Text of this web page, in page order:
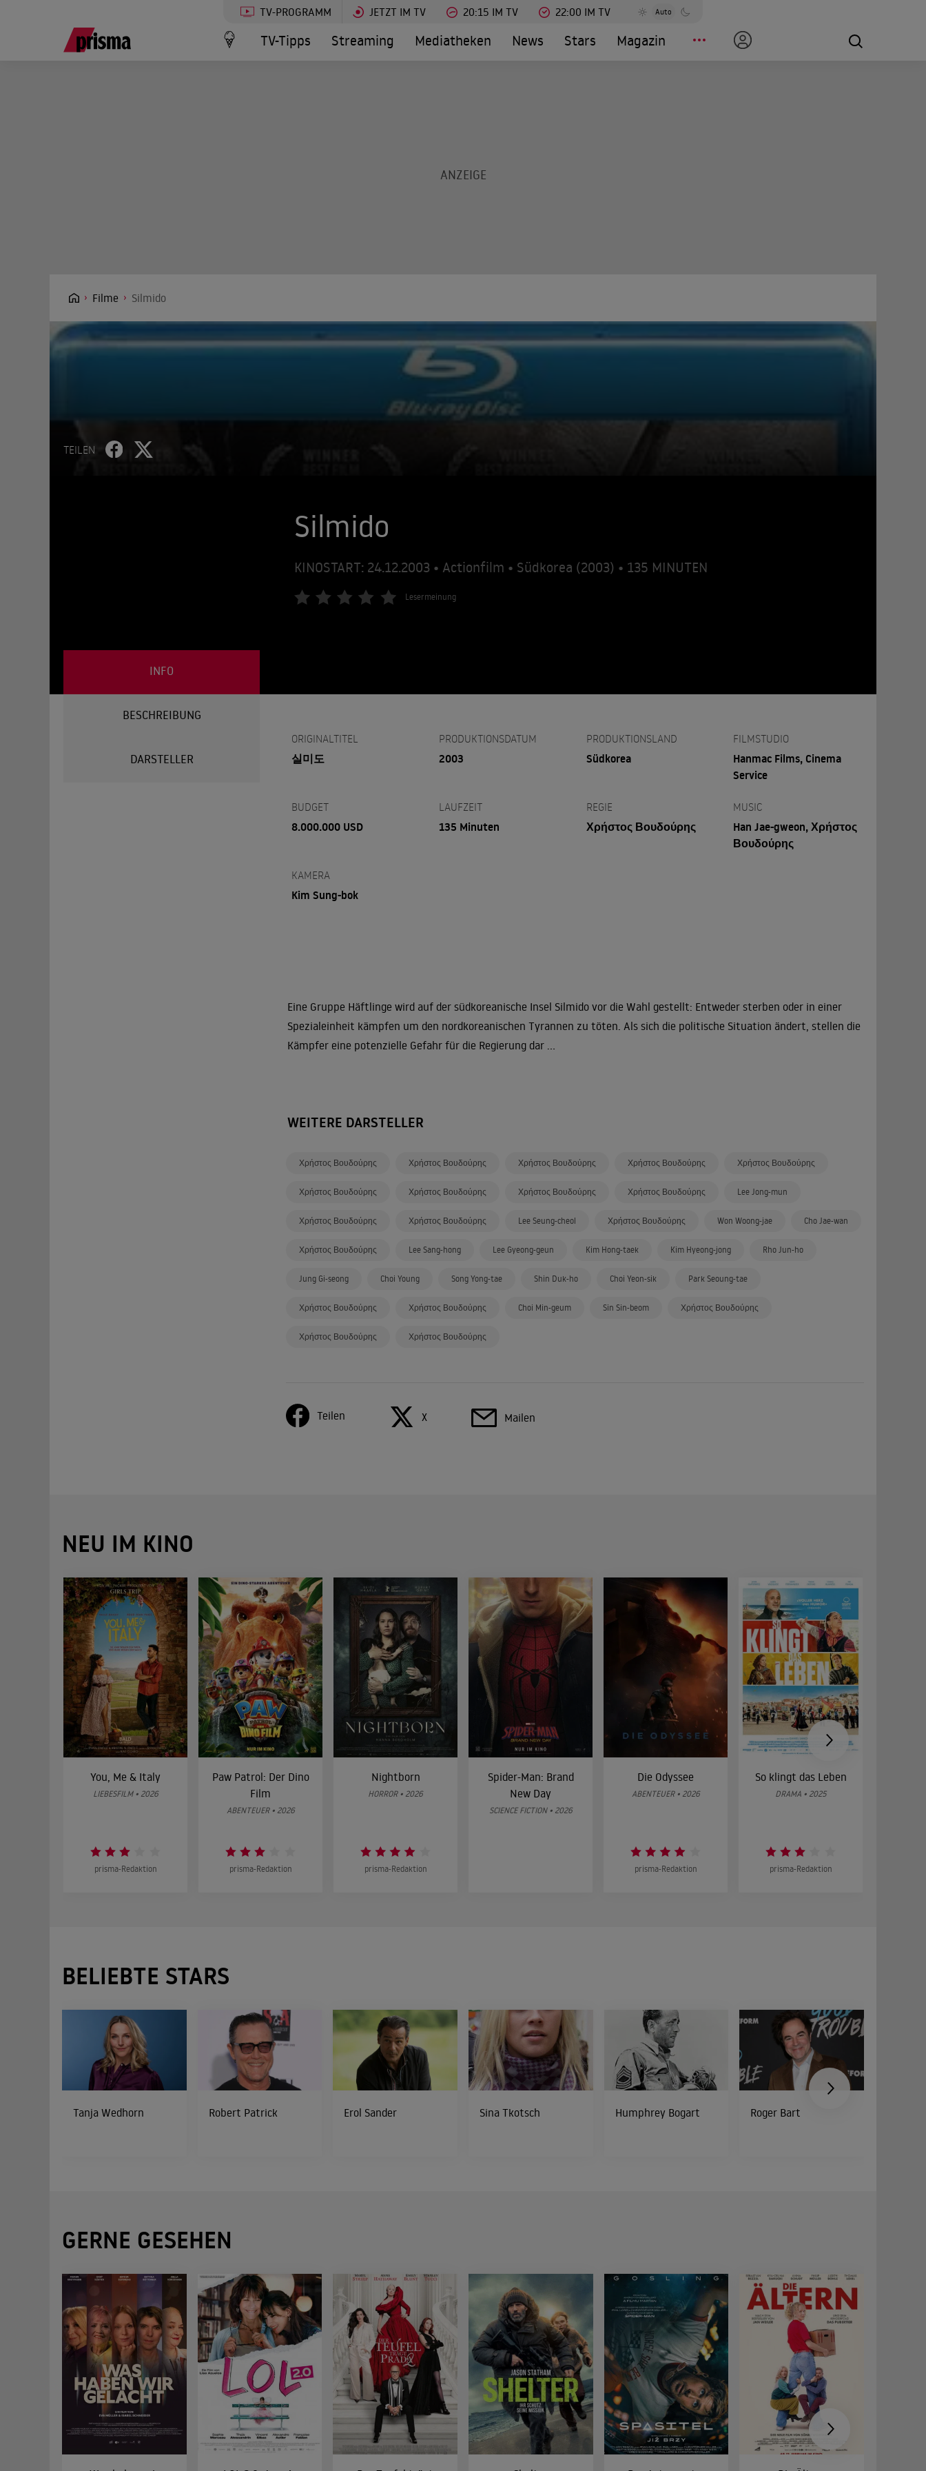
TV-PROGRAMM JETZT IM TV 20:15 IM TV 22:00 IM TV Auto
TV-Tipps Streaming Mediatheken News Stars Magazin
Filme Silmido
TEILEN
Silmido
KINOSTART: 24.12.2003 • Actionfilm • Südkorea (2003) • 135 MINUTEN
Lesermeinung
INFO
BESCHREIBUNG
DARSTELLER
ORIGINALTITEL
실미도
PRODUKTIONSDATUM
2003
PRODUKTIONSLAND
Südkorea
FILMSTUDIO
Hanmac Films, Cinema
Service
BUDGET
8.000.000 USD
LAUFZEIT
135 Minuten
REGIE
Χρήστος Βουδούρης
MUSIC
Han Jae-gweon, Χρήστος
Βουδούρης
KAMERA
Kim Sung-bok
Eine Gruppe Häftlinge wird auf der südkoreanische Insel Silmido vor die Wahl gestellt: Entweder sterben oder in einer
Spezialeinheit kämpfen um den nordkoreanischen Tyrannen zu töten. Als sich die politische Situation ändert, stellen die
Kämpfer eine potenzielle Gefahr für die Regierung dar ...
WEITERE DARSTELLER
Χρήστος Βουδούρης Χρήστος Βουδούρης Χρήστος Βουδούρης Χρήστος Βουδούρης Χρήστος Βουδούρης
Χρήστος Βουδούρης Χρήστος Βουδούρης Χρήστος Βουδούρης Χρήστος Βουδούρης Lee Jong-mun
Χρήστος Βουδούρης Χρήστος Βουδούρης Lee Seung-cheol Χρήστος Βουδούρης Won Woong-jae Cho Jae-wan
Χρήστος Βουδούρης Lee Sang-hong Lee Gyeong-geun Kim Hong-taek Kim Hyeong-jong Rho Jun-ho
Jung Gi-seong Choi Young Song Yong-tae Shin Duk-ho Choi Yeon-sik Park Seoung-tae
Χρήστος Βουδούρης Χρήστος Βουδούρης Choi Min-geum Sin Sin-beom Χρήστος Βουδούρης
Χρήστος Βουδούρης Χρήστος Βουδούρης
Teilen X Mailen
NEU IM KINO
You, Me & Italy
LIEBESFILM • 2026
prisma-Redaktion
Paw Patrol: Der Dino
Film
ABENTEUER • 2026
prisma-Redaktion
Nightborn
HORROR • 2026
prisma-Redaktion
Spider-Man: Brand
New Day
SCIENCE FICTION • 2026
Die Odyssee
ABENTEUER • 2026
prisma-Redaktion
So klingt das Leben
DRAMA • 2025
prisma-Redaktion
BELIEBTE STARS
Tanja Wedhorn Robert Patrick Erol Sander Sina Tkotsch Humphrey Bogart Roger Bart
GERNE GESEHEN